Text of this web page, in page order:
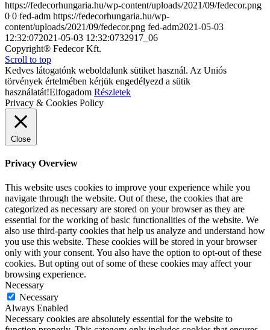
https://fedecorhungaria.hu/wp-content/uploads/2021/09/fedecor.png
0 0 fed-adm https://fedecorhungaria.hu/wp-
content/uploads/2021/09/fedecor.png fed-adm2021-05-03
12:32:072021-05-03 12:32:0732917_06
Copyright® Fedecor Kft.
Scroll to top
Kedves látogatónk weboldalunk sütiket használ. Az Uniós
törvények értelmében kérjük engedélyezd a sütik
használatát!Elfogadom Részletek
Privacy & Cookies Policy
Close
Privacy Overview
This website uses cookies to improve your experience while you
navigate through the website. Out of these, the cookies that are
categorized as necessary are stored on your browser as they are
essential for the working of basic functionalities of the website. We
also use third-party cookies that help us analyze and understand how
you use this website. These cookies will be stored in your browser
only with your consent. You also have the option to opt-out of these
cookies. But opting out of some of these cookies may affect your
browsing experience.
Necessary
Necessary
Always Enabled
Necessary cookies are absolutely essential for the website to